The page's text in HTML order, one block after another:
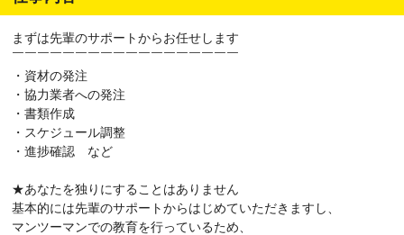
まずは先輩のサポートからお任せします
￣￣￣￣￣￣￣￣￣￣￣￣￣￣￣￣￣￣
・資材の発注
・協力業者への発注
・書類作成
・スケジュール調整
・進捗確認 など
★あなたを独りにすることはありません
基本的には先輩のサポートからはじめていただきますし、
マンツーマンでの教育を行っているため、